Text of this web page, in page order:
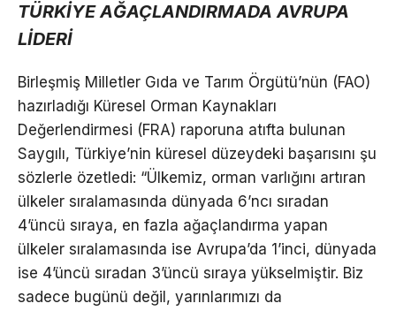
TÜRKİYE AĞAÇLANDIRMADA AVRUPA
LİDERİ
Birleşmiş Milletler Gıda ve Tarım Örgütü’nün (FAO)
hazırladığı Küresel Orman Kaynakları
Değerlendirmesi (FRA) raporuna atıfta bulunan
Saygılı, Türkiye’nin küresel düzeydeki başarısını şu
sözlerle özetledi: “Ülkemiz, orman varlığını artıran
ülkeler sıralamasında dünyada 6’ncı sıradan
4’üncü sıraya, en fazla ağaçlandırma yapan
ülkeler sıralamasında ise Avrupa’da 1’inci, dünyada
ise 4’üncü sıradan 3’üncü sıraya yükselmiştir. Biz
sadece bugünü değil, yarınlarımızı da